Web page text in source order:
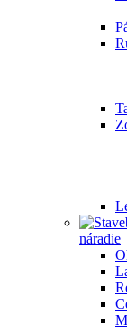
náradie